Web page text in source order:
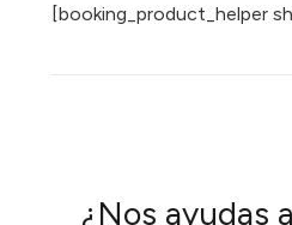
[booking_product_helper
¿Nos ayudas